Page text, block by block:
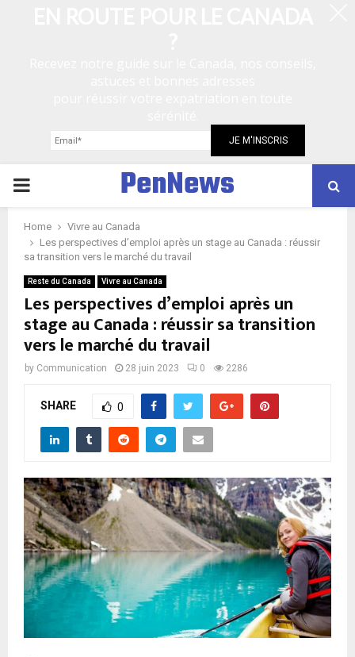
P
R
M
M
E
N
PenNews
Home
Vivre au Canada
Les perspectives d’emploi après un stage au Canada : réussir
sa transition vers le marché du travail
Reste du Canada Vivre au Canada
Les perspectives d’emploi après un
stage au Canada : réussir sa transition
vers le marché du travail
by Communication 28 juin 2023 0 2286
SHARE 0